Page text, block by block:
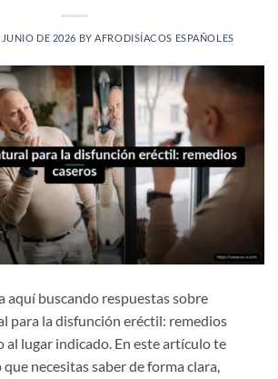
JUNIO DE 2026 BY AFRODISÍACOS ESPAÑOLES
aquí buscando respuestas sobre
para la disfunción eréctil: remedios
al lugar indicado. En este artículo te
necesitas saber de forma clara,